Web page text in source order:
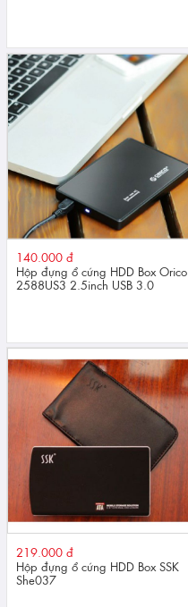
140.000 đ
Hộp đựng ổ cứng HDD Box Orico
2588US3 2.5inch USB 3.0
219.000 đ
Hộp đựng ổ cứng HDD Box SSK
She037